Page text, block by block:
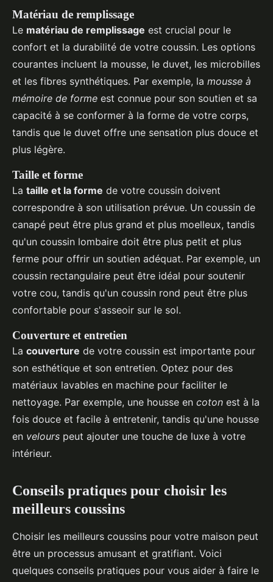
Matériau de remplissage
Le matériau de remplissage est crucial pour le
confort et la durabilité de votre coussin. Les options
courantes incluent la mousse, le duvet, les microbilles
et les fibres synthétiques. Par exemple, la mousse à
mémoire de forme est connue pour son soutien et sa
capacité à se conformer à la forme de votre corps,
tandis que le duvet offre une sensation plus douce et
plus légère.
Taille et forme
La taille et la forme de votre coussin doivent
correspondre à son utilisation prévue. Un coussin de
canapé peut être plus grand et plus moelleux, tandis
qu'un coussin lombaire doit être plus petit et plus
ferme pour offrir un soutien adéquat. Par exemple, un
coussin rectangulaire peut être idéal pour soutenir
votre cou, tandis qu'un coussin rond peut être plus
confortable pour s'asseoir sur le sol.
Couverture et entretien
La couverture de votre coussin est importante pour
son esthétique et son entretien. Optez pour des
matériaux lavables en machine pour faciliter le
nettoyage. Par exemple, une housse en coton est à la
fois douce et facile à entretenir, tandis qu'une housse
en velours peut ajouter une touche de luxe à votre
intérieur.
Conseils pratiques pour choisir les
meilleurs coussins
Choisir les meilleurs coussins pour votre maison peut
être un processus amusant et gratifiant. Voici
quelques conseils pratiques pour vous aider à faire le